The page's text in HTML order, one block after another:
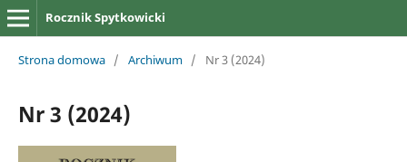
Rocznik Spytkowicki
Strona domowa / Archiwum / Nr 3 (2024)
Nr 3 (2024)